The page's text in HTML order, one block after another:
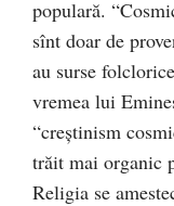
populară.
sînt doar de
au surse
vremea lui
“creştinism
trăit mai organic
Religia se